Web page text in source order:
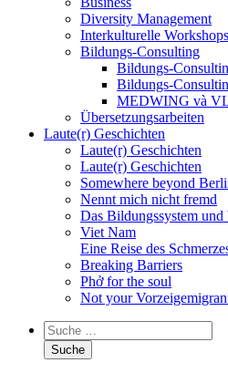
Diversity Management
Interkulturelle Workshops
Bildungs-Consulting
Bildungs-
Bildungs-
MEDWING và
Übersetzungsarbeiten
Laute(r) Geschichten
Laute(r) Geschichten
Laute(r) Geschichten
Somewhere beyond
Nennt mich nicht fremd
Das Bildungssystem und
Viet Nam
Eine Reise des
Breaking Barriers
Phở for the soul
Not your